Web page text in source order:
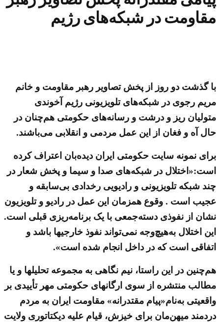
مقاومت در شبکه‌های رژیم
با گذشت دو روز از پخش تصاویر رهبر مقاومت و خانم
مریم رجوی در شبکه‌های تلویزیونی رژیم آخوندی
متولیان ریز و درشت و رسانه‌های حکومتی هم‌چنان در
حال آه و فغان از این عمل مردمی و انقلابی می‌باشند.
برای نمونه سایت حکومتی ایران دیده‌بان اعتراف کرده
است:«اختلال در شبکه‌های صدا و سیما و پخش شعار در
چند شبکه تلویزیونی و رادیویی رخدادی بی‌سابقه و
عجیب است . وقوع همزمان این عمل در رادیو و تلویزیون
نشان از نفوذی دسته‌جمعی با یک برنامه‌ریزی قبلی است.
این اختلال به‌هیچ‌وجه نمی‌تواند نفوذ خارجیها باشد و
اتفاقی است که در داخل انجام شده است».
هم‌چنین در این راستا، نیم نگاهی به مجموعه تحلیلها و یا
مطالب منتشره از سوی ارگانهای حکومتی مهر تأییدی بر
واقعیتی به‌نام«پیام مقتدرانه» مقاومت ایران به مردم
دردمند میهن‌مان برای خیزش، قیام علیه دیکتاتوری ولایت